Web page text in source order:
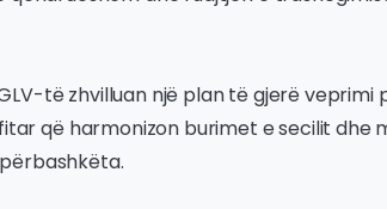
të zhvilluan një plan të gjerë veprimi
që harmonizon burimet e secilit dhe